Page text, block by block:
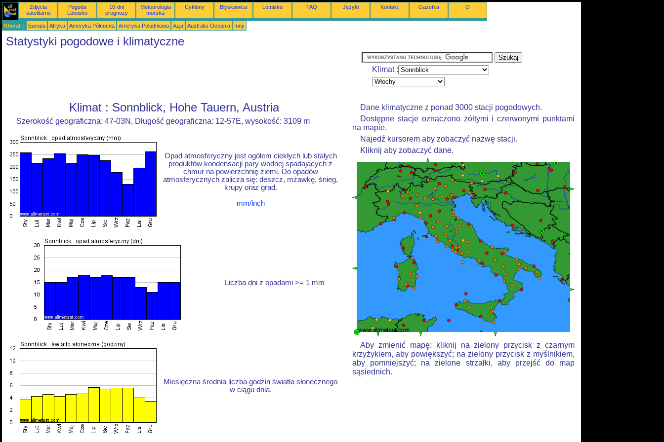
Zdjęcia
satelitarne
Pogoda
Lotnisko
10-dni
prognozy
Meteorologia
morska
Cyklony Błyskawica Lotnisko FAQ Języki Kontakt Gazetka O
Klimat : Europa Afryka Ameryka Północna Ameryka Południowa Azja Australia-Oceania Inny
Statystyki pogodowe i klimatyczne
Klimat :
Klimat : Sonnblick, Hohe Tauern, Austria
Szerokość geograficzna: 47-03N, Długość geograficzna: 12-57E, wysokość: 3109 m
Opad atmosferyczny jest ogółem ciekłych lub stałych
produktów kondensacji pary wodnej spadających z
chmur na powierzchnię ziemi. Do opadów
atmosferycznych zalicza się: deszcz, mżawkę, śnieg,
krupy oraz grad.
mm/inch
Liczba dni z opadami >= 1 mm
Miesięczna średnia liczba godzin światła słonecznego
w ciągu dnia.
Dane klimatyczne z ponad 3000 stacji pogodowych.
Dostępne stacje oznaczono żółtymi i czerwonymi punktami
na mapie.
Najedź kursorem aby zobaczyć nazwę stacji.
Kliknij aby zobaczyć dane.
Aby zmienić mapę: kliknij na zielony przycisk z czarnym
krzyżykiem, aby powiększyć; na zielony przycisk z myślnikiem,
aby pomniejszyć; na zielone strzałki, aby przejść do map
sąsiednich.